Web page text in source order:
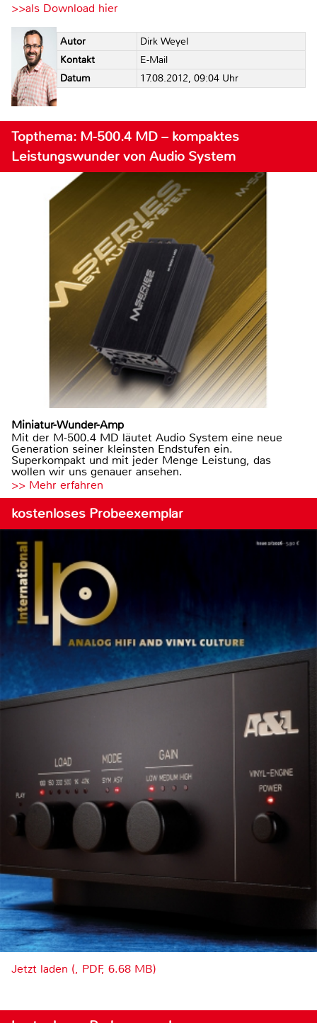
>>als Download hier
Autor
Dirk Weyel
Kontakt
E-Mail
Datum
17.08.2012, 09:04 Uhr
Topthema: M-500.4 MD – kompaktes
Leistungswunder von Audio System
Miniatur-Wunder-Amp
Mit der M-500.4 MD läutet Audio System eine neue
Generation seiner kleinsten Endstufen ein.
Superkompakt und mit jeder Menge Leistung, das
wollen wir uns genauer ansehen.
>> Mehr erfahren
kostenloses Probeexemplar
Jetzt laden (, PDF, 6.68 MB)